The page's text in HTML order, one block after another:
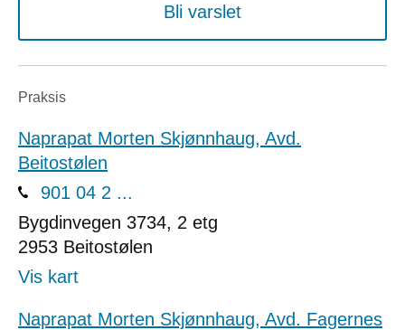
Bli varslet
Praksis
Naprapat Morten Skjønnhaug, Avd.
Beitostølen
901 04 2 ...
Bygdinvegen 3734, 2 etg
2953 Beitostølen
Vis kart
Naprapat Morten Skjønnhaug, Avd. Fagernes